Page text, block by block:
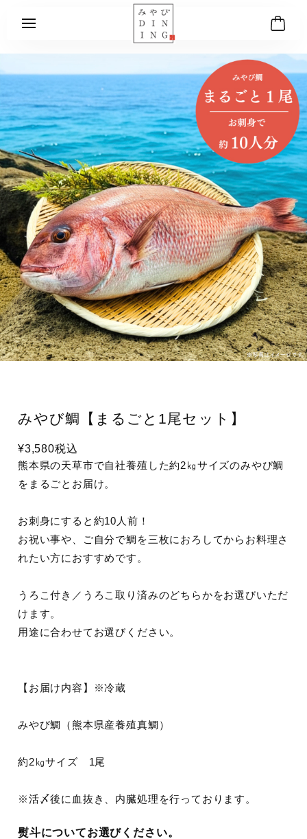
みやび鯛【まるごと1尾セット】
¥3,580税込
熊本県の天草市で自社養殖した約2㎏サイズのみやび鯛
をまるごとお届け。
お刺身にすると約10人前！
お祝い事や、ご自分で鯛を三枚におろしてからお料理さ
れたい方におすすめです。
うろこ付き／うろこ取り済みのどちらかをお選びいただ
けます。
用途に合わせてお選びください。
【お届け内容】※冷蔵
みやび鯛（熊本県産養殖真鯛）
約2㎏サイズ 1尾
※活〆後に血抜き、内臓処理を行っております。
熨斗についてお選びください。